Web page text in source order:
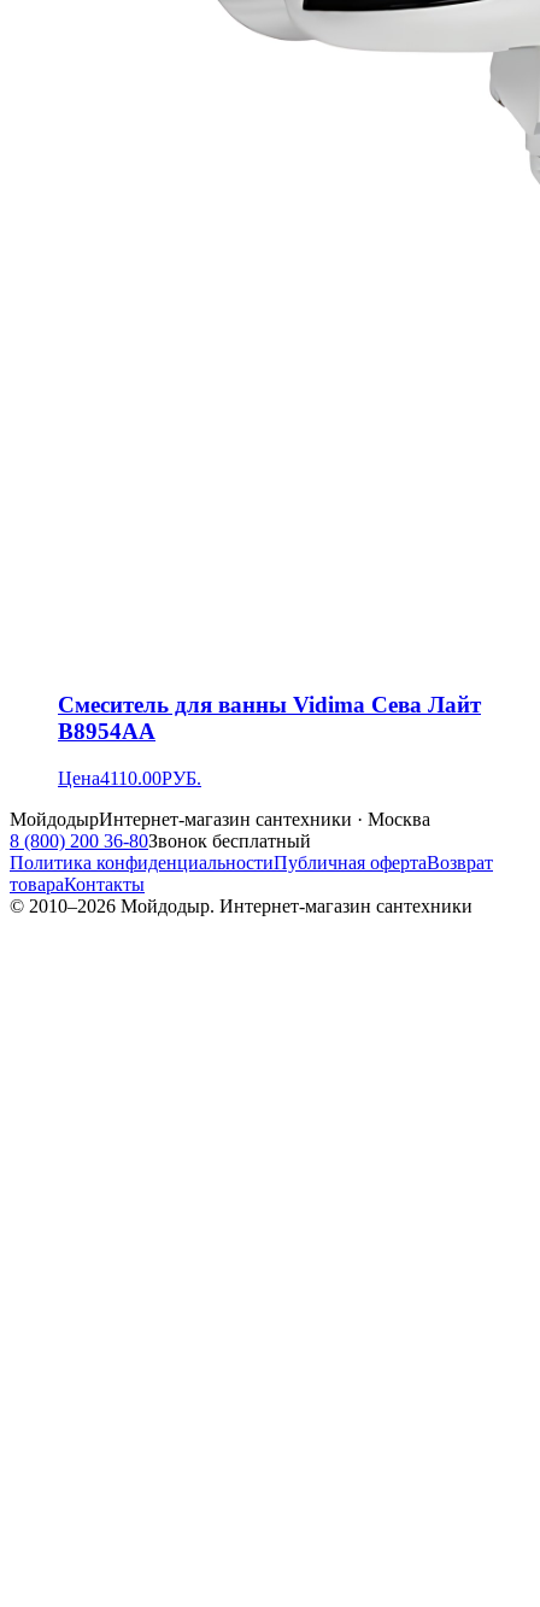
Смеситель для ванны Vidima Сева Лайт
B8954AA
Цена4110.00РУБ.
МойдодырИнтернет-магазин сантехники · Москва
8 (800) 200 36-80Звонок бесплатный
Политика конфиденциальностиПубличная офертаВозврат
товараКонтакты
© 2010–2026 Мойдодыр. Интернет-магазин сантехники